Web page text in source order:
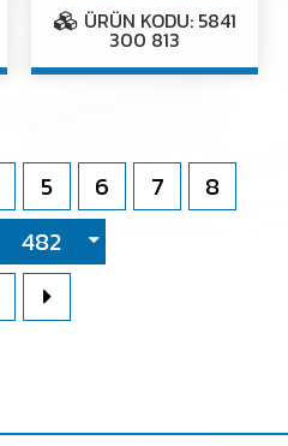
ÜRÜN KODU: 5841
300 813
5 6 7
8
482